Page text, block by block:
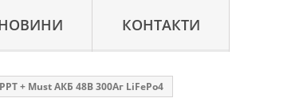
КОНТАКТИ
+ Must АКБ 48В 300Аг LiFePo4